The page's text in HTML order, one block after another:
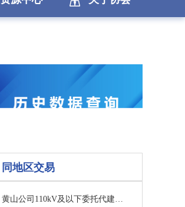
同地区交易
黄山公司110kV及以下委托代建工程施工框架项目招标公告